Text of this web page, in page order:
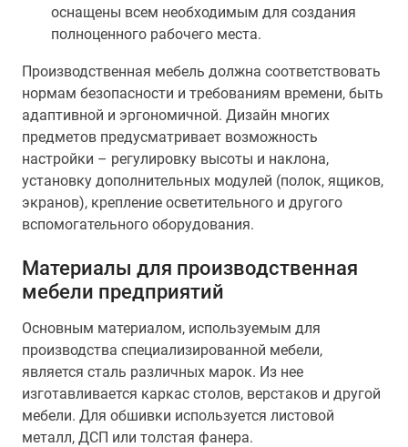
оснащены всем необходимым для создания
полноценного рабочего места.
Производственная мебель должна соответствовать
нормам безопасности и требованиям времени, быть
адаптивной и эргономичной. Дизайн многих
предметов предусматривает возможность
настройки – регулировку высоты и наклона,
установку дополнительных модулей (полок, ящиков,
экранов), крепление осветительного и другого
вспомогательного оборудования.
Материалы для производственная
мебели предприятий
Основным материалом, используемым для
производства специализированной мебели,
является сталь различных марок. Из нее
изготавливается каркас столов, верстаков и другой
мебели. Для обшивки используется листовой
металл, ДСП или толстая фанера.